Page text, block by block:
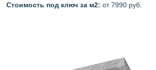
Стоимость под ключ за м2: от 7990 руб.